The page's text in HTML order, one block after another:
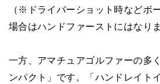
（※ドライバーショット時などボ
場合はハンドファーストにはなりま
一方、アマチュアゴルファーの多
ンパクト」です。「ハンドレイト